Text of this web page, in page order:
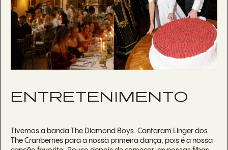
ENTRETENIMENTO
Tivemos a banda The Diamond Boys. Cantaram Linger dos
The Cranberries para a nossa primeira dança, pois é a nossa